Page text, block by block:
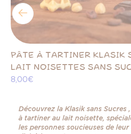
PÂTE À TARTINER KLASIK
LAIT NOISETTES SANS
8,00 €
Découvrez la Klasik sans Sucres
à tartiner au lait noisette,
les personnes soucieuses de